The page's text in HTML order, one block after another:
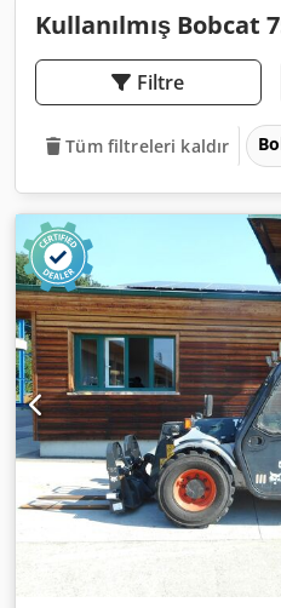
Kullanılmış Bobcat
Filtre
Tüm filtreleri kaldır